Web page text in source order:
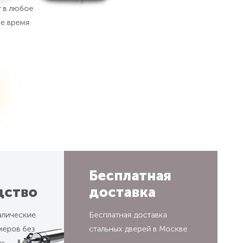
в любое
время
без
Бесплатная
доставка
Бесплатная доставка
стальных дверей в Москве